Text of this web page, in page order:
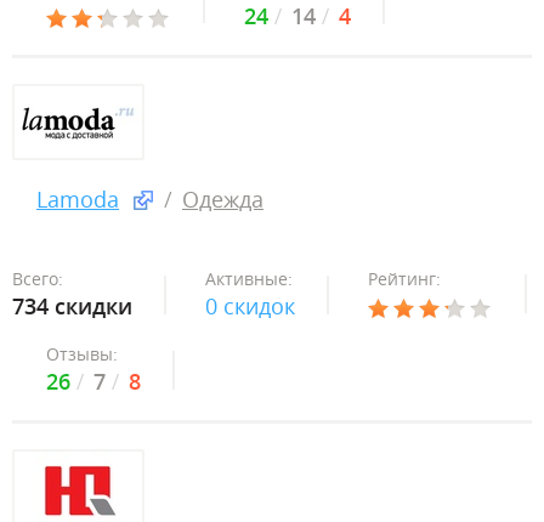
24 14 4
Lamoda Одежда
Всего:
734 скидки
Активные:
0 скидок
Рейтинг:
Отзывы:
26 7 8